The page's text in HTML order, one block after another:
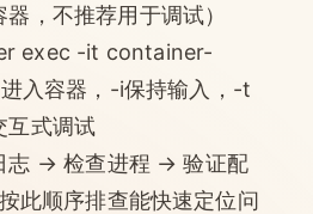
，不推荐用于调试）
exec -it container-
入容器，-i保持输入，-t
互式调试
志 → 检查进程 → 验证配
此顺序排查能快速定位问